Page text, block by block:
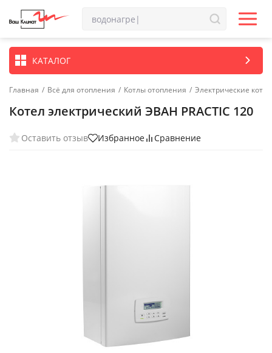
КАТАЛОГ
Главная / Всё для отопления / Котлы отопления / Электрические котлы
Котел электрический ЭВАН PRACTIC 120
Оставить отзыв Избранное Сравнение